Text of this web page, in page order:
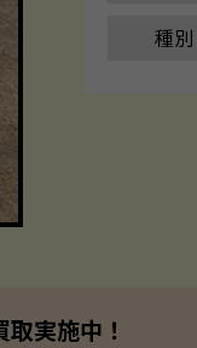
種別
実施中！